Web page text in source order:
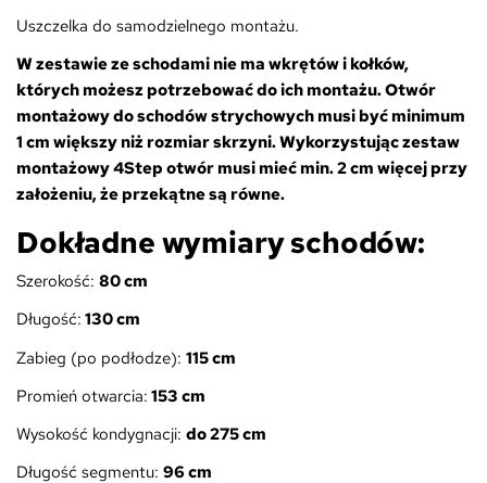
Uszczelka do samodzielnego montażu.
W zestawie ze schodami nie ma wkrętów i kołków,
których możesz potrzebować do ich montażu.Otwór
montażowy do schodów strychowych musi być minimum
1 cm większy niż rozmiar skrzyni. Wykorzystując zestaw
montażowy 4Step otwór musi mieć min. 2 cm więcej przy
założeniu, że przekątne są równe.
Dokładne wymiary schodów:
Szerokość: 80 cm
Długość: 130 cm
Zabieg (po podłodze): 115cm
Promień otwarcia: 153 cm
Wysokość kondygnacji: do 275 cm
Długość segmentu: 96cm